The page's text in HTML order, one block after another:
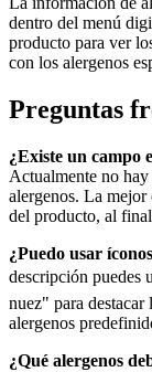
dentro del menú
producto para ver
con los alergenos
Preguntas
¿Existe un campo
Actualmente no
alergenos. La
del producto, al
¿Puedo usar
descripción puedes
nuez" para
alergenos
¿Qué alergenos